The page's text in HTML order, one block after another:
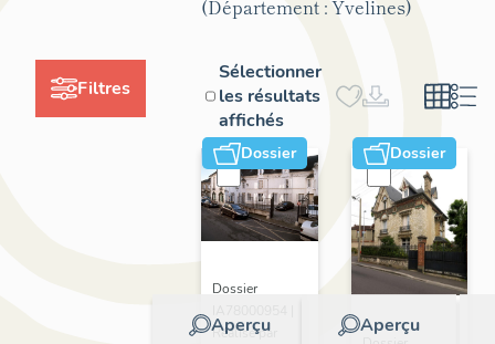
Filtres
(Département : Yvelines)
Sélectionner
les résultats
affichés
Dossier
Aperçu
Dossier
Réalisé par
Dossier
Aperçu